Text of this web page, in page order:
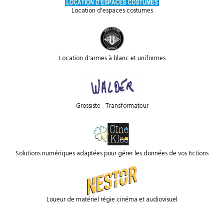
Location d'espaces costumes
Location d'armes à blanc et uniformes
Grossiste - Transformateur
Solutions numériques adaptées pour gérer les données de vos fictions
Loueur de matériel régie cinéma et audiovisuel